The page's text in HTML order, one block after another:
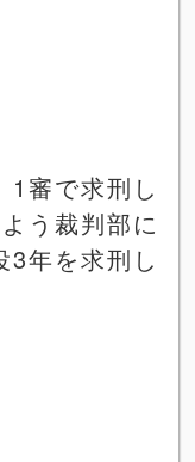
1 審で求刑し
う裁判部に
3年を求刑し